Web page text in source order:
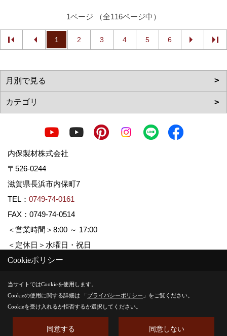
1ページ （全116ページ中）
1 2 3 4 5 6
内保製材株式会社
〒526-0244
滋賀県長浜市内保町7
TEL： 0749-74-0161
FAX：0749-74-0514
＜営業時間＞8:00 ～ 17:00
＜定休日＞水曜日・祝日
Copyright (c) Uchiboseizai. All Rights Reserved.
Produced byゴデスクリエイト
Cookieポリシー
当サイトではCookieを使用します。
Cookieの使用に関する詳細は 「プライバシーポリシー 」をご覧ください。
Cookieを受け入れるか拒否するか選択してください。
同意する 同意しない